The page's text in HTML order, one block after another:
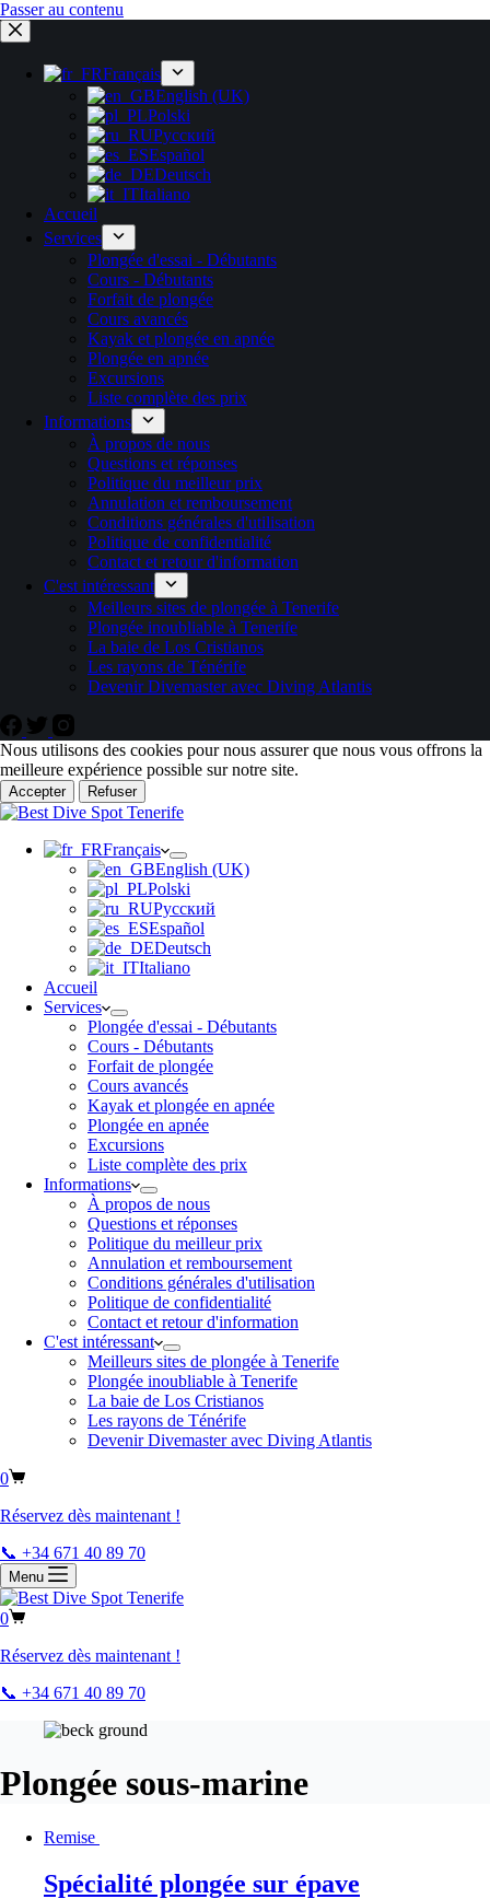
Passer au contenu
Français
English (UK)
Polski
Русский
Español
Deutsch
Italiano
Accueil
Services
Plongée d'essai - Débutants
Cours - Débutants
Forfait de plongée
Cours avancés
Kayak et plongée en apnée
Plongée en apnée
Excursions
Liste complète des prix
Informations
À propos de nous
Questions et réponses
Politique du meilleur prix
Annulation et remboursement
Conditions générales d'utilisation
Politique de confidentialité
Contact et retour d'information
C'est intéressant
Meilleurs sites de plongée à Tenerife
Plongée inoubliable à Tenerife
La baie de Los Cristianos
Les rayons de Ténérife
Devenir Divemaster avec Diving Atlantis
Nous utilisons des cookies pour nous assurer que nous vous offrons la
meilleure expérience possible sur notre site.
Accepter Refuser
Français
English (UK)
Polski
Русский
Español
Deutsch
Italiano
Accueil
Services
Plongée d'essai - Débutants
Cours - Débutants
Forfait de plongée
Cours avancés
Kayak et plongée en apnée
Plongée en apnée
Excursions
Liste complète des prix
Informations
À propos de nous
Questions et réponses
Politique du meilleur prix
Annulation et remboursement
Conditions générales d'utilisation
Politique de confidentialité
Contact et retour d'information
C'est intéressant
Meilleurs sites de plongée à Tenerife
Plongée inoubliable à Tenerife
La baie de Los Cristianos
Les rayons de Ténérife
Devenir Divemaster avec Diving Atlantis
0
Réservez dès maintenant !
📞 +34 671 40 89 70
Menu
0
Réservez dès maintenant !
📞 +34 671 40 89 70
Plongée sous-marine
Remise
Spécialité plongée sur épave